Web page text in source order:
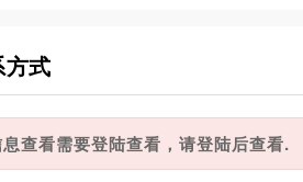
式
查看需要登陆查看，请登陆后查看.